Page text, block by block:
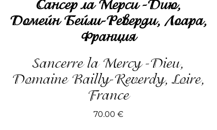
Сансер ла Мерси -Дию,
Домейн Бейли-Реверди, Лоара,
Франция
Sancerre la Mercy -Dieu,
Domaine Bailly-Reverdy, Loire,
France
70.00 €